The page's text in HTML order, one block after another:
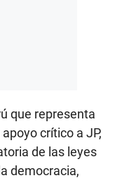
que representa
crítico a JP,
de las leyes
democracia,